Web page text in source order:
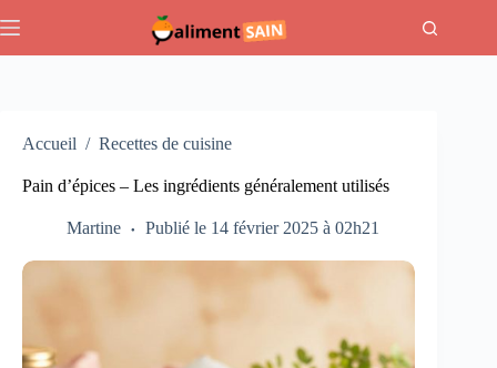
au
Accueil / Recettes de cuisine
Pain d’épices – Les ingrédients généralement utilisés
Martine Publié le 14 février 2025 à 02h21